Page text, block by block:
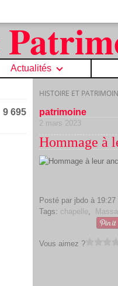
Actualités
9 695
HISTOIRE ET
patrimoine
2 mars 2023
Hommage à
Posté par jbdo à 19:27
Tags: chapelle,
Vous aimez ?